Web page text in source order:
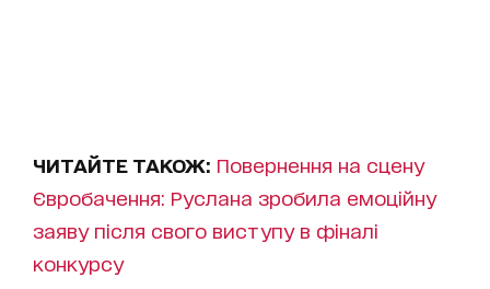
ЧИТАЙТЕ ТАКОЖ: Повернення на сцену
Євробачення: Руслана зробила емоційну
заяву після свого виступу в фіналі
конкурсу